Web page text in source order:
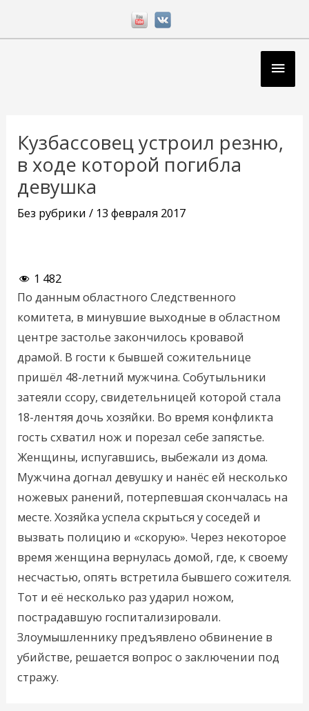
Кузбассовец устроил резню,
в ходе которой погибла
девушка
Без рубрики / 13 февраля 2017
1 482
По данным областного Следственного
комитета, в минувшие выходные в областном
центре застолье закончилось кровавой
драмой. В гости к бывшей сожительнице
пришёл 48-летний мужчина. Собутыльники
затеяли ссору, свидетельницей которой стала
18-лентяя дочь хозяйки. Во время конфликта
гость схватил нож и порезал себе запястье.
Женщины, испугавшись, выбежали из дома.
Мужчина догнал девушку и нанёс ей несколько
ножевых ранений, потерпевшая скончалась на
месте. Хозяйка успела скрыться у соседей и
вызвать полицию и «скорую». Через некоторое
время женщина вернулась домой, где, к своему
несчастью, опять встретила бывшего сожителя.
Тот и её несколько раз ударил ножом,
пострадавшую госпитализировали.
Злоумышленнику предъявлено обвинение в
убийстве, решается вопрос о заключении под
стражу.
записям